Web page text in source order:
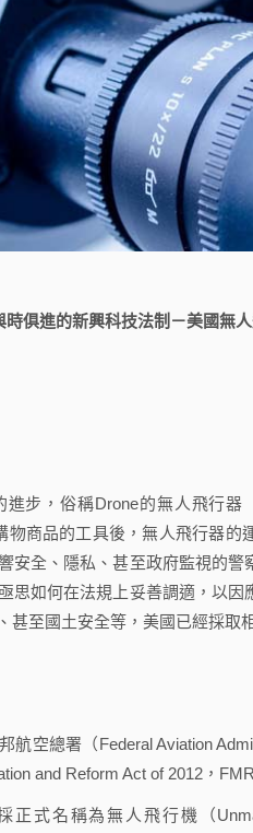
時俱進的新興科技法制－美國無
，俗稱Drone的無人飛行器
物商品的工具後，無人飛行器
安全、隱私、甚至政府監視的
思如何在法規上妥善調適，以
甚至國土安全等，美國已經採取
空總署（Federal Aviation
and Reform Act of 2012，
式名稱為無人飛行機（